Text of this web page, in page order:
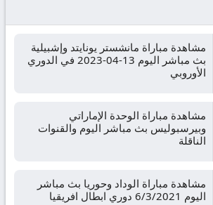
مشاهدة مباراة مانشستر يونايتد وإشبيلية
بث مباشر اليوم 13-04-2023 في الدوري
الأوروبي
مشاهدة مباراة الوحدة الإماراتي
وبيرسبوليس بث مباشر اليوم والقنوات
الناقلة
مشاهدة مباراة الوداد وحوريا بث مباشر
اليوم 6/3/2021 دوري ابطال افريقيا